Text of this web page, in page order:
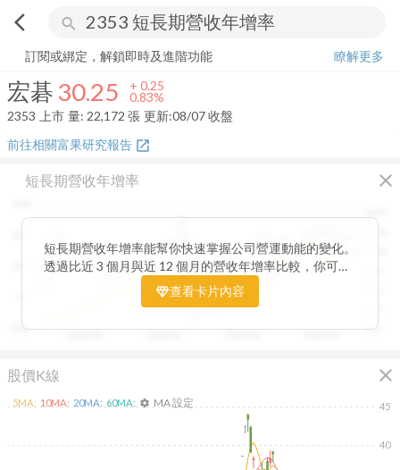
arrow_back_ios search
宏碁 30.25+ 0.83%
訂閱或綁定，解鎖即時及進階功能
瞭解更多
宏碁 30.25 + 0.25
0.83%
2353
上市 量: 22,172 張 更新:08/07 收盤
前往相關富果研究報告 open_in_new
短長期營收年增率 close
200
-20%
短長期營收年增率能幫你快速掌握公司營運動能的變化。
透過比近 3 個月與近 12 個月的營收年增率比較，你可以
一眼看出短期成長是否延續長期趨勢。當短期營收增速開
始超越長期平均，往往代表公司業績正加速向上；反之，
查看卡片內容
股價K線 close
40
45
5MA: 10MA: 20MA: 60MA: settings MA 設定